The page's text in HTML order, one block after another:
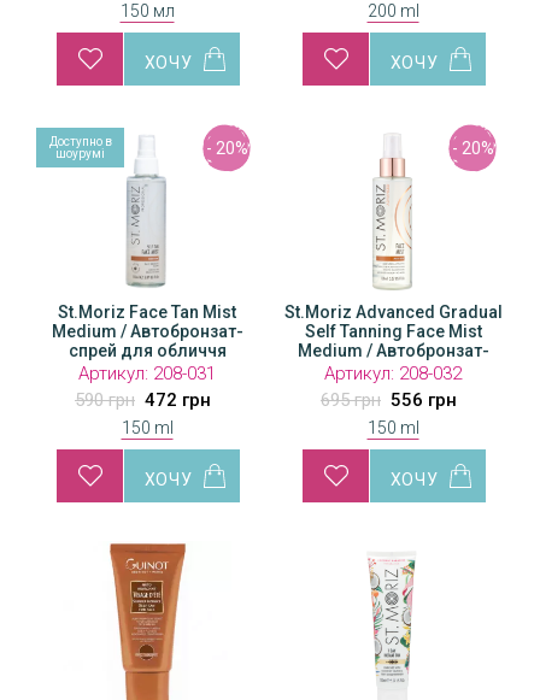
150 мл 200 ml
St.Moriz Face Tan Mist
Medium / Автобронзат-
спрей для обличчя
Артикул: 208-031
590 грн
- 20%
472 грн
150 ml
Доступно в
шоурумі
St.Moriz Advanced Gradual
Self Tanning Face Mist
Medium / Автобронзат-
спрей для обличчя
Артикул: 208-032
695 грн
- 20%
556 грн
150 ml